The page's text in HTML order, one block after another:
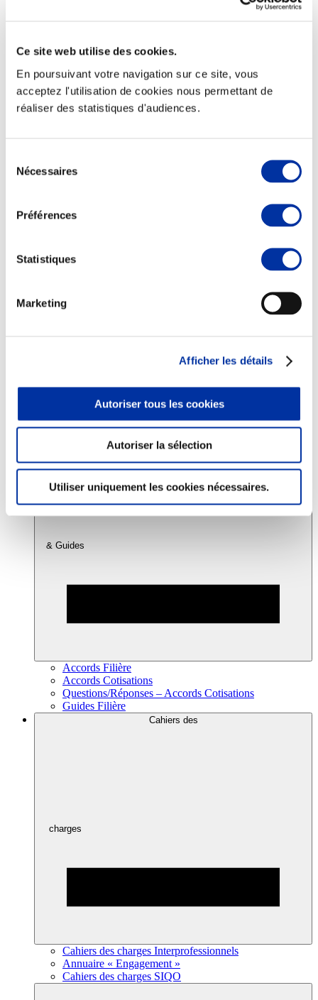
Ce site web utilise des cookies.
En poursuivant votre navigation sur ce site, vous
acceptez l'utilisation de cookies nous permettant de
réaliser des statistiques d'audiences.
Nécessaires
Préférences
Statistiques
Marketing
Afficher les détails
Autoriser tous les cookies
Autoriser la sélection
Utiliser uniquement les cookies nécessaires.
Elevage
Transport – mise en marché
Abattoir
Partenaire Climat
Viandes et santé
Juste rémunération et attractivité des métiers
Info-veille scientifique
Sources d’information
& Guides
Accords Filière
Accords Cotisations
Questions/Réponses – Accords Cotisations
Guides Filière
Cahiers des
charges
Cahiers des charges Interprofessionnels
Annuaire « Engagement »
Cahiers des charges SIQO